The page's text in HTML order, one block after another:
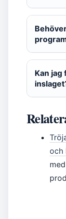
Kan
och